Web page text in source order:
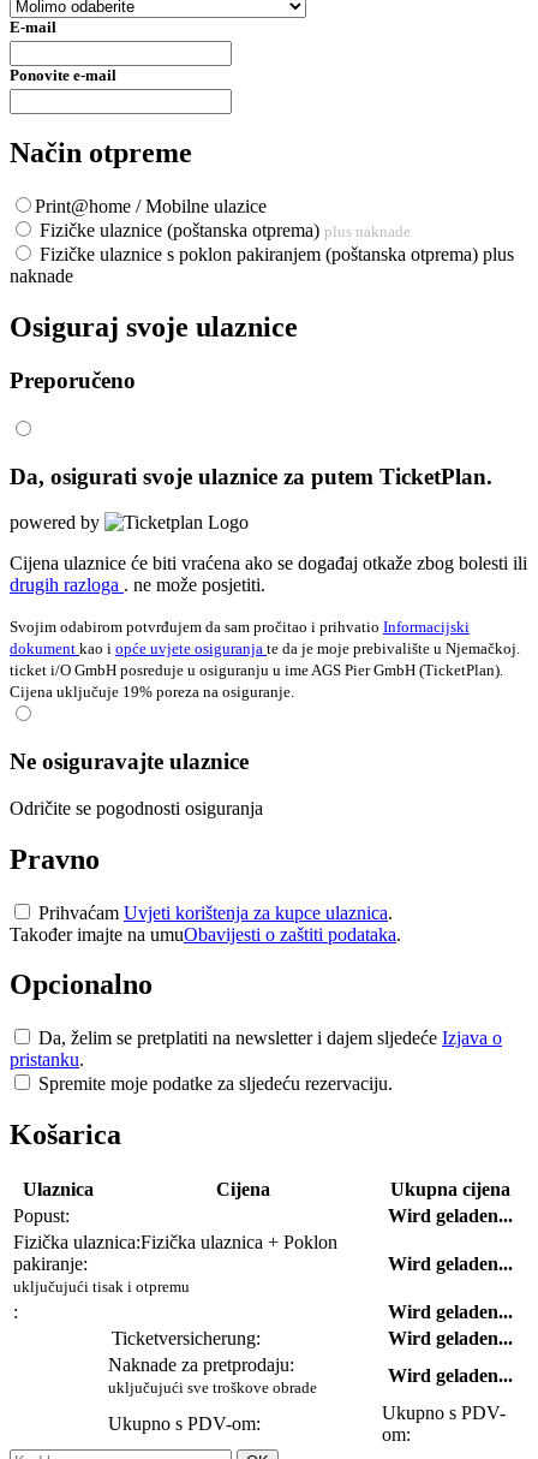
E-mail
Ponovite e-mail
Način otpreme
Print@home / Mobilne ulazice
Fizičke ulaznice (poštanska otprema) plus naknade
Fizičke ulaznice s poklon pakiranjem (poštanska otprema) plus
naknade
Osiguraj svoje ulaznice
Preporučeno
Da, osigurati svoje ulaznice za putem TicketPlan.
powered by
Cijena ulaznice će biti vraćena ako se događaj otkaže zbog bolesti ili
drugih razloga . ne može posjetiti.
Svojim odabirom potvrđujem da sam pročitao i prihvatio Informacijski
dokument kao i opće uvjete osiguranja te da je moje prebivalište u Njemačkoj.
ticket i/O GmbH posreduje u osiguranju u ime AGS Pier GmbH (TicketPlan).
Cijena uključuje 19% poreza na osiguranje.
Ne osiguravajte ulaznice
Odričite se pogodnosti osiguranja
Pravno
Prihvaćam Uvjeti korištenja za kupce ulaznica.
Također imajte na umuObavijesti o zaštiti podataka.
Opcionalno
Da, želim se pretplatiti na newsletter i dajem sljedeće Izjava o
pristanku.
Spremite moje podatke za sljedeću rezervaciju.
Košarica
Ulaznica Cijena
Ukupna cijena
Popust:
Wird geladen...
Fizička ulaznica:Fizička ulaznica + Poklon
pakiranje:
uključujući tisak i otpremu
Wird geladen...
:
Wird geladen...
Ticketversicherung:
Wird geladen...
Naknade za pretprodaju:
uključujući sve troškove obrade
Wird geladen...
Ukupno s PDV-om:
Ukupno s PDV-
om: